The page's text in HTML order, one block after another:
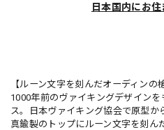
日本国内にお
【ルーン文字を刻んだオーディンの
1000年前のヴァイキングデザイン
ス。日本ヴァイキング協会で原型か
真鍮製のトップにルーン文字を刻ん